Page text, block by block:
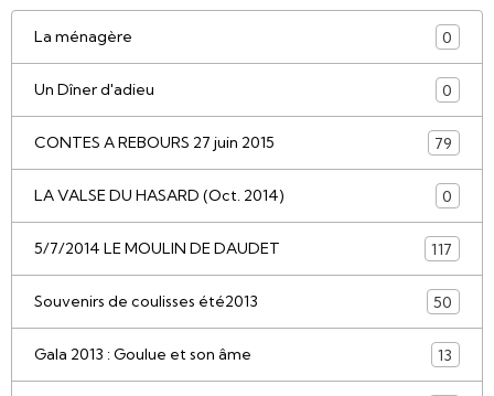
La ménagère 0
Un Dîner d'adieu 0
CONTES A REBOURS 27 juin 2015 79
LA VALSE DU HASARD (Oct. 2014) 0
5/7/2014 LE MOULIN DE DAUDET 117
Souvenirs de coulisses été2013 50
Gala 2013 : Goulue et son âme 13